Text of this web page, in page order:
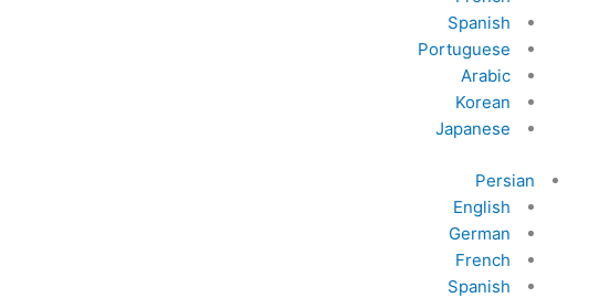
Spanish
Portuguese
Arabic
Korean
Japanese
Persian
English
German
French
Spanish